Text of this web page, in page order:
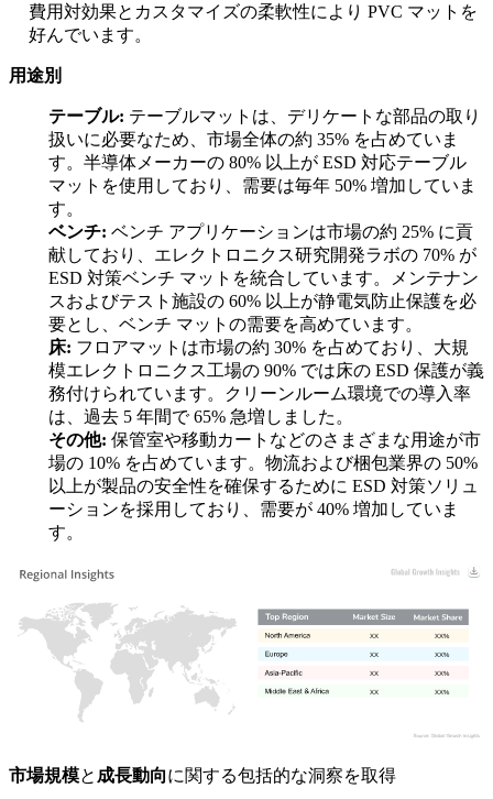
費用対効果とカスタマイズの柔軟性により PVC マットを
好んでいます。
用途別
テーブル: テーブルマットは、デリケートな部品の取り
扱いに必要なため、市場全体の約 35% を占めていま
す。半導体メーカーの 80% 以上が ESD 対応テーブル
マットを使用しており、需要は毎年 50% 増加していま
す。
ベンチ: ベンチ アプリケーションは市場の約 25% に貢
献しており、エレクトロニクス研究開発ラボの 70% が
ESD 対策ベンチ マットを統合しています。メンテナン
スおよびテスト施設の 60% 以上が静電気防止保護を必
要とし、ベンチ マットの需要を高めています。
床: フロアマットは市場の約 30% を占めており、大規
模エレクトロニクス工場の 90% では床の ESD 保護が義
務付けられています。クリーンルーム環境での導入率
は、過去 5 年間で 65% 急増しました。
その他: 保管室や移動カートなどのさまざまな用途が市
場の 10% を占めています。物流および梱包業界の 50%
以上が製品の安全性を確保するために ESD 対策ソリュ
ーションを採用しており、需要が 40% 増加していま
す。
XX%
XX
XX%
XX
XX%
XX
XX%
XX
市場規模と 成長動向に関する包括的な洞察を取得